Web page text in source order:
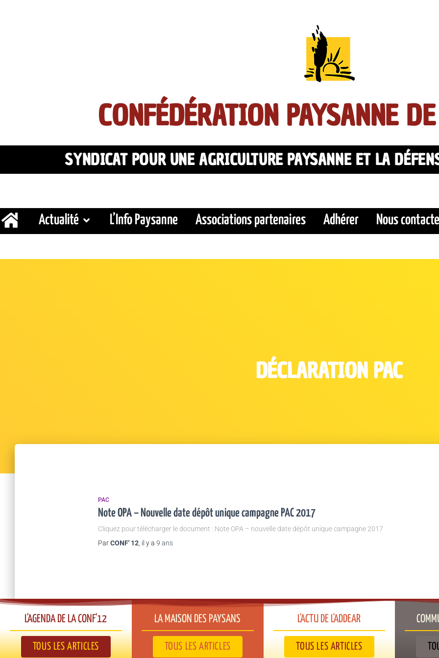
CONFÉDÉRATION PAYSANNE
SYNDICAT POUR UNE AGRICULTURE PAYSANNE ET LA
Actualité L’Info Paysanne Associations partenaires Adhérer Nous
DÉCLARATION PAC
PAC
Note OPA – Nouvelle date dépôt unique campagne PAC 2017
Cliquez pour télécharger le document : Note OPA – nouvelle date dépôt unique campagne 2017
ParCONF' 12, il y a 9 ans
L'AGENDA DE LA CONF'12​
TOUS LES ARTICLES
LA MAISON DES PAYSANS​
TOUS LES ARTICLES
L'ACTU DE L'ADDEAR​
TOUS LES ARTICLES